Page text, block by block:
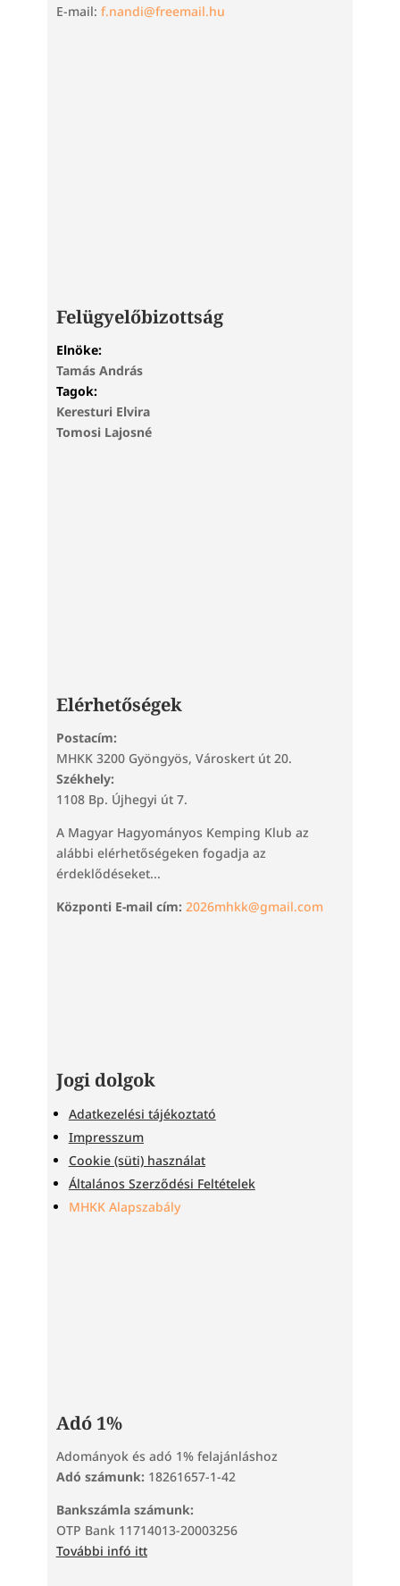
E-mail: f.nandi@freemail.hu
Felügyelőbizottság
Elnöke:
Tamás András
Tagok:
Keresturi Elvira
Tomosi Lajosné
Elérhetőségek
Postacím:
MHKK 3200 Gyöngyös, Városkert út 20.
Székhely:
1108 Bp. Újhegyi út 7.
A Magyar Hagyományos Kemping Klub az
alábbi elérhetőségeken fogadja az
érdeklődéseket...
Központi E-mail cím: 2026mhkk@gmail.com
Jogi dolgok
Adatkezelési tájékoztató
Impresszum
Cookie (süti) használat
Általános Szerződési Feltételek
MHKK Alapszabály
Adó 1%
Adományok és adó 1% felajánláshoz
Adó számunk: 18261657-1-42
Bankszámla számunk:
OTP Bank 11714013-20003256
További infó itt